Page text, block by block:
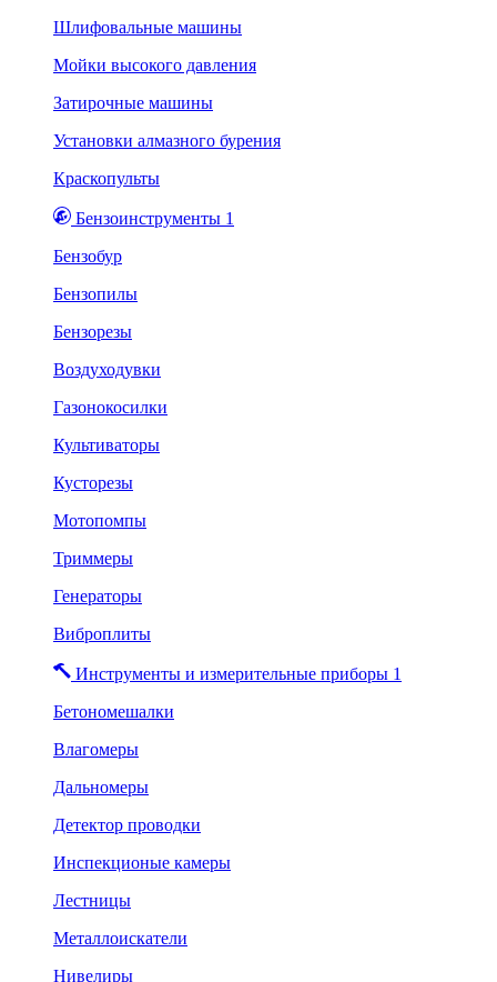
Шлифовальные машины
Мойки высокого давления
Затирочные машины
Установки алмазного бурения
Краскопульты
Бензоинструменты 1
Бензобур
Бензопилы
Бензорезы
Воздуходувки
Газонокосилки
Культиваторы
Кусторезы
Мотопомпы
Триммеры
Генераторы
Виброплиты
Инструменты и измерительные приборы 1
Бетономешалки
Влагомеры
Дальномеры
Детектор проводки
Инспекционые камеры
Лестницы
Металлоискатели
Нивелиры